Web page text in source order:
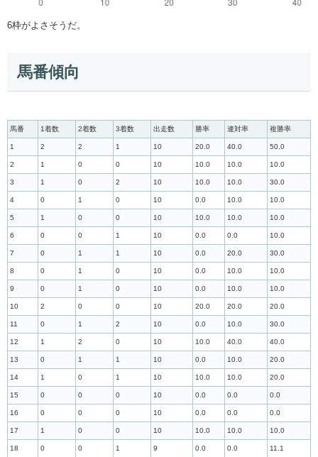
6枠がよさそうだ。
馬番傾向
馬番 1着数 2着数 3着数 出走数 勝率 連対率 複勝率
1 2 2 1 10 20.0 40.0 50.0
2 1 0 0 10 10.0 10.0 10.0
3 1 0 2 10 10.0 10.0 30.0
4 0 1 0 10 0.0 10.0 10.0
5 1 0 0 10 10.0 10.0 10.0
6 0 0 1 10 0.0 0.0 10.0
7 0 1 1 10 0.0 20.0 30.0
8 0 1 0 10 0.0 10.0 10.0
9 0 1 0 10 0.0 10.0 10.0
10 2 0 0 10 20.0 20.0 20.0
11 0 1 2 10 0.0 10.0 30.0
12 1 2 0 10 10.0 40.0 40.0
13 0 1 1 10 0.0 10.0 20.0
14 1 0 1 10 10.0 10.0 20.0
15 0 0 0 10 0.0 0.0 0.0
16 0 0 0 10 0.0 0.0 0.0
17 1 0 0 10 10.0 10.0 10.0
18 0 0 1 9 0.0 0.0 11.1